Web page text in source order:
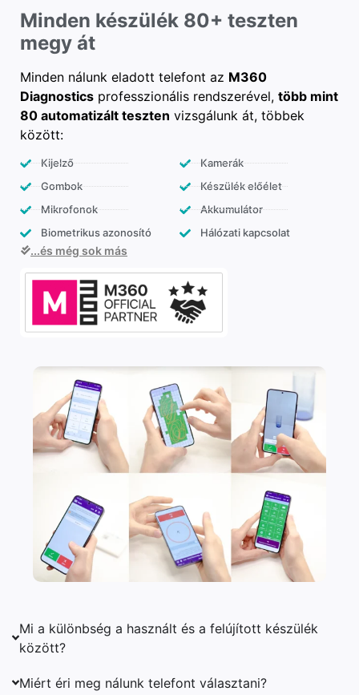
Minden készülék 80+ teszten
megy át
Minden nálunk eladott telefont az M360
Diagnostics professzionális rendszerével, több mint
80 automatizált teszten vizsgálunk át, többek
között:
Kijelző
Gombok
Mikrofonok
Biometrikus azonosító
Kamerák
Készülék előélet
Akkumulátor
Hálózati kapcsolat
...és még sok más
Mi a különbség a használt és a felújított készülék
között?
Miért éri meg nálunk telefont választani?